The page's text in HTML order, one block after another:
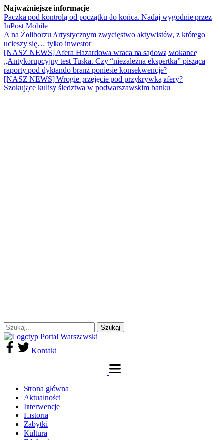
Najważniejsze informacje
Paczka pod kontrolą od początku do końca. Nadaj wygodnie przez
InPost Mobile
A na Żoliborzu Artystycznym zwycięstwo aktywistów, z którego
ucieszy się… tylko inwestor
[NASZ NEWS] Afera Hazardowa wraca na sądową wokandę
„Antykorupcyjny test Tuska. Czy “niezależna ekspertka” pisząca
raporty pod dyktando branż poniesie konsekwencje?
[NASZ NEWS] Wrogie przejęcie pod przykrywką afery?
Szokujące kulisy śledztwa w podwarszawskim banku
Kontakt
Strona główna
Aktualności
Interwencje
Historia
Zabytki
Kultura